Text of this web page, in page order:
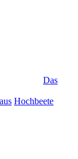
Das
Hochbeete